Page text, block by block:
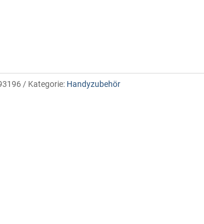
Kategorie: Handyzubehör